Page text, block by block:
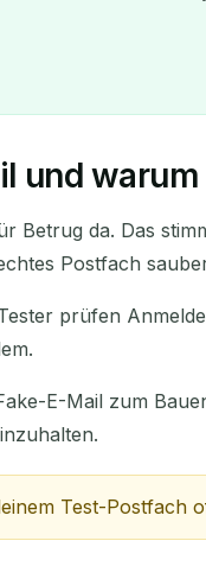
Ihre
und
Betrug da. Das
Postfach
prüfen
E-Mail zum
Test-Postfach